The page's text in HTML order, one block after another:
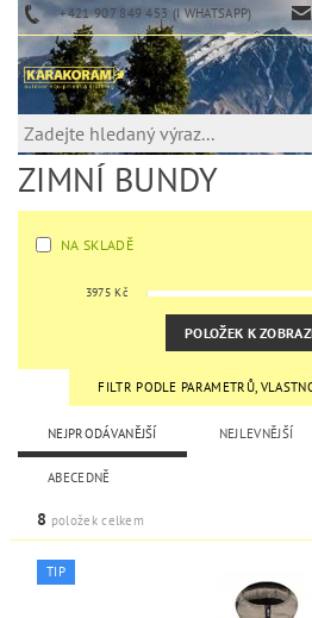
+421 907 849 453 (I WHATSAPP)
ZIMNÍ BUNDY
NA SKLADĚ
3975 Kč
POLOŽEK K
FILTR PODLE PARAMETRŮ,
NEJPRODÁVANĚJŠÍ NEJLEVNĚJŠÍ
ABECEDNĚ
8 položek celkem
TIP